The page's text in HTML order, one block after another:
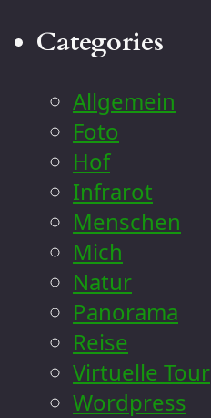
Categories
Allgemein
Foto
Hof
Infrarot
Menschen
Mich
Natur
Panorama
Reise
Virtuelle Tour
Wordpress